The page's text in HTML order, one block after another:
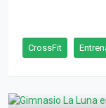
CrossFit